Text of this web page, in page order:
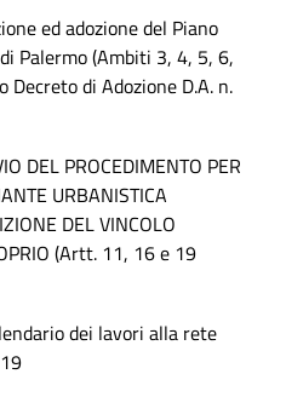
ed adozione del Piano
Palermo (Ambiti 3, 4, 5, 6,
di Adozione D.A. n.
DEL PROCEDIMENTO PER
URBANISTICA
DEL VINCOLO
(Artt. 11, 16 e 19
dei lavori alla rete